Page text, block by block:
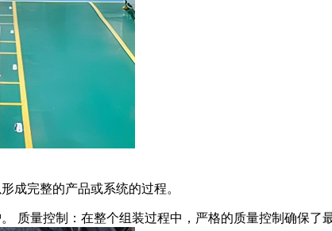
成完整的产品或系统的过程。
质量控制：在整个组装过程中，严格的质量控制确保了